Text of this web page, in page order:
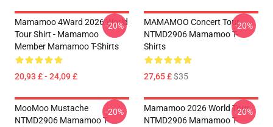
Mamamoo 4Ward 2026 World
Tour Shirt - Mamamoo
Member Mamamoo T-Shirts
20,93 £ - 24,09 £
-20%
MAMAMOO Concert Tour
NTMD2906 Mamamoo T-
Shirts
27,65 £$35
-20%
MooMoo Mustache
NTMD2906 Mamamoo T-
-20%
Mamamoo 2026 World Tour
NTMD2906 Mamamoo T-
-20%